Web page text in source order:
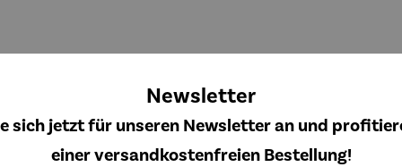
5 Sternen
|
Regulärer Preis:
30,00 €
Armband |
Bohemia
beige
Regulärer Preis:
Kette |
rot India
Antik
Regulärer Preis:
36,00 €
Kette |
Antik
Newsletter
sich jetzt für unseren Newsletter an und
einer versandkostenfreien Bestellung!